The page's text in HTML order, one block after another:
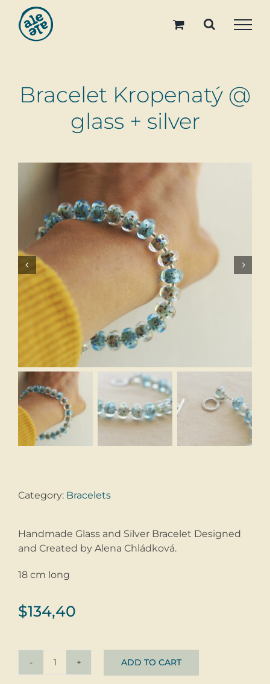
content
Bracelet Kropenatý @
glass + silver
 
$134,40
Handmade Glass and Silver Bracelet Designed
and Created by Alena Chládková.
18 cm long
Bracelet
ADD TO CART
Category: Bracelets